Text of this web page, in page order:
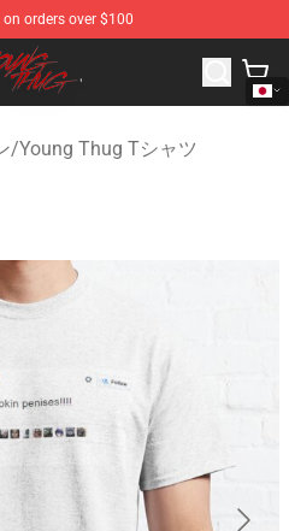
orders over $100
Young Thug Merchandise
/Young Thug Tシャツ